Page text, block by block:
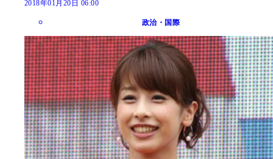
2018年01月20日 06:00
政治・国際